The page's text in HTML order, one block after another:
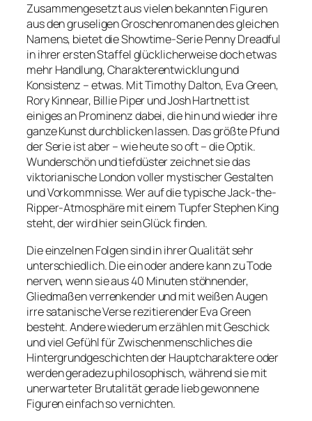
Zusammengesetzt aus vielen bekannten Figuren
aus den gruseligen Groschenromanen des gleichen
Namens, bietet die Showtime-Serie Penny Dreadful
in ihrer ersten Staffel glücklicherweise doch etwas
mehr Handlung, Charakterentwicklung und
Konsistenz – etwas. Mit Timothy Dalton, Eva Green,
Rory Kinnear, Billie Piper und Josh Hartnett ist
einiges an Prominenz dabei, die hin und wieder ihre
ganze Kunst durchblicken lassen. Das größte Pfund
der Serie ist aber – wie heute so oft – die Optik.
Wunderschön und tiefdüster zeichnet sie das
viktorianische London voller mystischer Gestalten
und Vorkommnisse. Wer auf die typische Jack-the-
Ripper-Atmosphäre mit einem Tupfer Stephen King
steht, der wird hier sein Glück finden.
Die einzelnen Folgen sind in ihrer Qualität sehr
unterschiedlich. Die ein oder andere kann zu Tode
nerven, wenn sie aus 40 Minuten stöhnender,
Gliedmaßen verrenkender und mit weißen Augen
irre satanische Verse rezitierender Eva Green
besteht. Andere wiederum erzählen mit Geschick
und viel Gefühl für Zwischenmenschliches die
Hintergrundgeschichten der Hauptcharaktere oder
werden geradezu philosophisch, während sie mit
unerwarteter Brutalität gerade lieb gewonnene
Figuren einfach so vernichten.